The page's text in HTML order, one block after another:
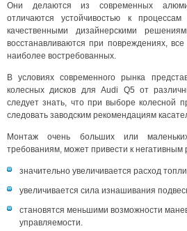
Они делаются из современных
отличаются устойчивостью к
качественными дизайнерскими
восстанавливаются при повреждениях,
наиболее востребованных.
В условиях современного рынка
колесных дисков для Audi Q5 от
следует знать, что при выборе колесной
следовать заводским рекомендациям
Монтаж очень больших или
требованиям, может привести к негативным
значительно увеличивается расход
увеличивается сила изнашивания
становятся меньшими возможности
управляемости.